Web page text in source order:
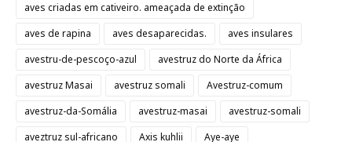
aves criadas em cativeiro. ameaçada de extinção
aves de rapina
aves desaparecidas.
aves insulares
avestru-de-pescoço-azul
avestruz do Norte da África
avestruz Masai
avestruz somali
Avestruz-comum
avestruz-da-Somália
avestruz-masai
avestruz-somali
aveztruz sul-africano
Axis kuhlii
Aye-aye